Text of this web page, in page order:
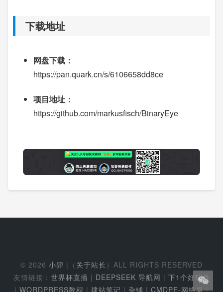
下载地址
网盘下载：
https://pan.quark.cn/s/6106658dd8ce
项目地址：
https://github.com/markusfisch/BinaryEye
© 2026 小羿 |（ 关于站长 ）ALL RIGHTS RESERVED
友情链接： 世界杯直播 | DEEPSEEK 导航网 | 下1个好软件
| WORDPRESS教程 | 建站笔记 | 杂铺 | CMDPE-网络版|